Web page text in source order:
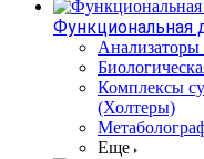
Функциональная
Анализаторы
Комплексы
(Холтеры)
Еще